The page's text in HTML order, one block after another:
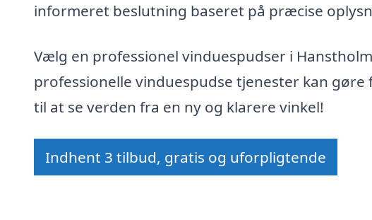
informeret beslutning baseret på præcise
Vælg en professionel vinduespudser i
professionelle vinduespudse tjenester kan
til at se verden fra en ny og klarere vinkel!
Indhent 3 tilbud, gratis og uforpligtende